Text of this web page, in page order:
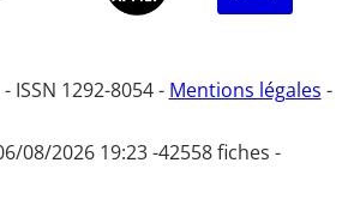
ISSN 1292-8054 - Mentions légales -
08/2026 19:23 -42558 fiches -